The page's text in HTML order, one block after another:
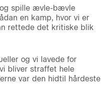
og spille ævle-bævle
en kamp, hvor vi er
rettede det kritiske blik
og vi lavede for
bliver straffet hele
var den hidtil hårdeste